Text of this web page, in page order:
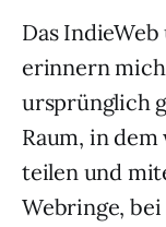
Das
erinnern
ursprünglich
Raum, in
teilen und
Webringe,